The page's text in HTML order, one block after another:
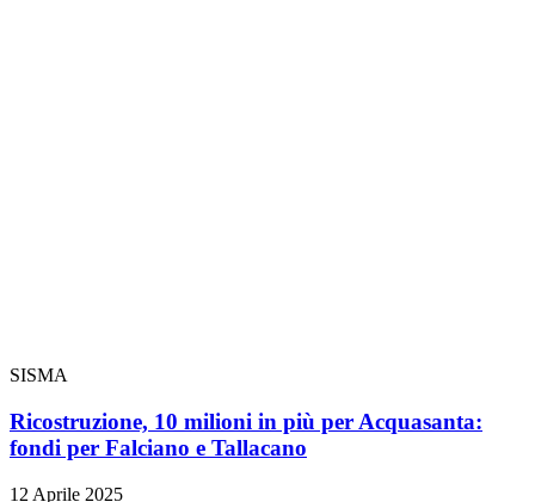
SISMA
Ricostruzione, 10 milioni in più per Acquasanta:
fondi per Falciano e Tallacano
12 Aprile 2025